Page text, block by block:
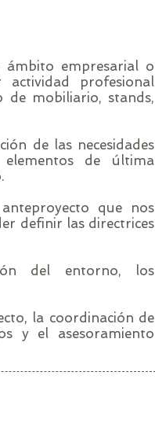
ámbito empresarial o
profesional
de mobiliario, stands,
de las necesidades
de última
que nos
definir las directrices
del entorno, los
la coordinación de
y el asesoramiento